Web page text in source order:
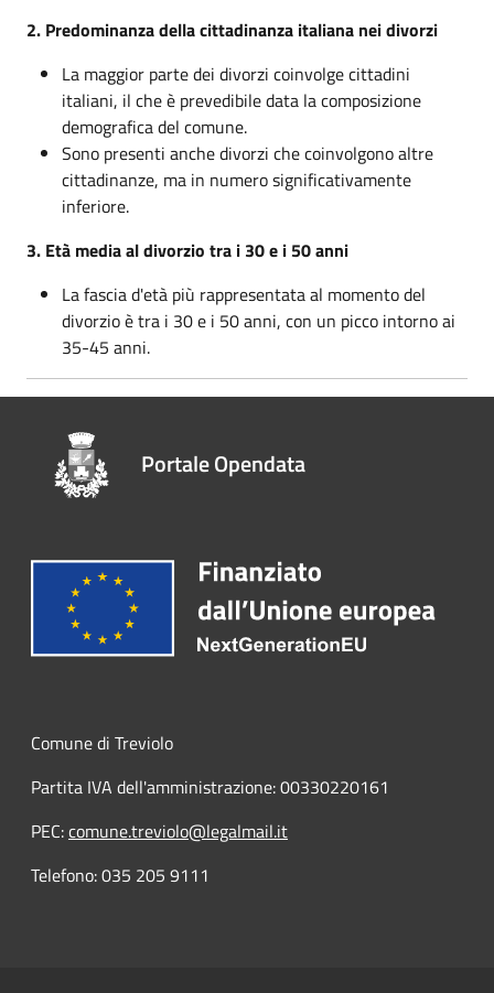
2. Predominanza della cittadinanza italiana nei divorzi
La maggior parte dei divorzi coinvolge cittadini
italiani, il che è prevedibile data la composizione
demografica del comune.
Sono presenti anche divorzi che coinvolgono altre
cittadinanze, ma in numero significativamente
inferiore.
3. Età media al divorzio tra i 30 e i 50 anni
La fascia d'età più rappresentata al momento del
divorzio è tra i 30 e i 50 anni, con un picco intorno ai
35-45 anni.
Portale Opendata
Comune di Treviolo
Partita IVA dell'amministrazione: 00330220161
PEC:comune.treviolo@legalmail.it
Telefono:035 205 9111